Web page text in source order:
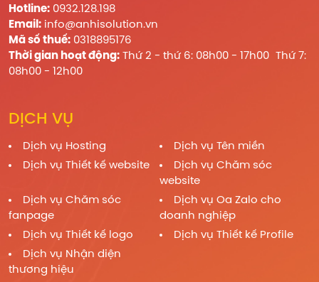
Hotline: 0932.128.198
Email: info@anhisolution.vn
Mã số thuế: 0318895176
Thời gian hoạt động: Thứ 2 - thứ 6: 08h00 - 17h00 Thứ 7:
08h00 - 12h00
DỊCH VỤ
Dịch vụ Hosting
Dịch vụ Tên miền
Dịch vụ Thiết kế website
Dịch vụ Chăm sóc
website
Dịch vụ Chăm sóc
fanpage
Dịch vụ Oa Zalo cho
doanh nghiệp
Dịch vụ Thiết kế logo
Dịch vụ Thiết kế Profile
Dịch vụ Nhận diện
thương hiệu